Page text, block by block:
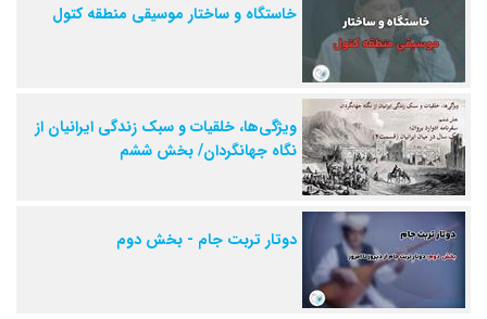
خاستگاه و ساختار موسیقی منطقه کتول
ویژگی‌ها، خلقیات و سبک زندگی ایرانیان از
نگاه جهانگردان/ بخش ششم
دوتار تربت جام - بخش دوم